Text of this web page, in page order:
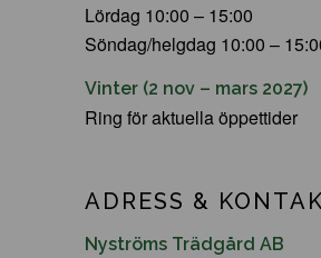
Lördag 10:00 – 15:00
Söndag/helgdag 10:00 –
Vinter (2 nov – mars 2027)
Ring för aktuella öppettider
ADRESS &
Nyströms Trädgård AB